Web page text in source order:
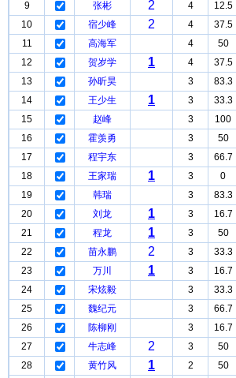
9
张彬 2 4 12.5
10
宿少峰 2 4 37.5
11
高海军 4 50
12
贺岁学 1 4 37.5
13
孙昕昊 3 83.3
14
王少生 1 3 33.3
15
赵峰 3 100
16
霍羡勇 3 50
17
程宇东 3 66.7
18
王家瑞 1 3 0
19
韩瑞 3 83.3
20
刘龙 1 3 16.7
21
程龙 1 3 50
22
苗永鹏 2 3 33.3
23
万川 1 3 16.7
24
宋炫毅 3 33.3
25
魏纪元 3 66.7
26
陈柳刚 3 16.7
27
牛志峰 2 3 50
28
黄竹风 1 2 50